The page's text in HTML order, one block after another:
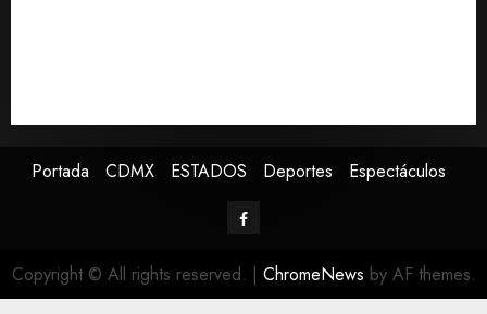
Portada CDMX ESTADOS Deportes Espectáculos
Copyright © All rights reserved. | ChromeNews by AF themes.